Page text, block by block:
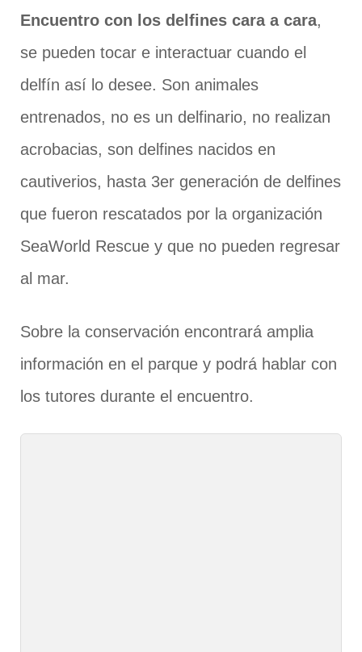
Encuentro con los delfines cara a cara,
se pueden tocar e interactuar cuando el
delfín así lo desee. Son animales
entrenados, no es un delfinario, no realizan
acrobacias, son delfines nacidos en
cautiverios, hasta 3er generación de delfines
que fueron rescatados por la organización
SeaWorld Rescue y que no pueden regresar
al mar.
Sobre la conservación encontrará amplia
información en el parque y podrá hablar con
los tutores durante el encuentro.